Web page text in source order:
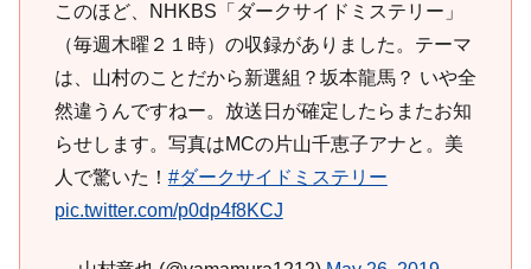
このほど、NHKBS「ダークサイドミステリー」
（毎週木曜２１時）の収録がありました。テーマ
は、山村のことだから新選組？坂本龍馬？ いや全
然違うんですねー。放送日が確定したらまたお知
らせします。写真はMCの片山千恵子アナと。美
人で驚いた！ #ダークサイドミステリー
pic.twitter.com/p0dp4f8KCJ